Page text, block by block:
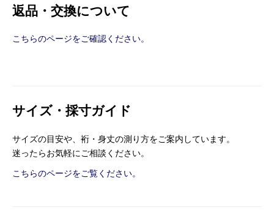
返品・交換について
こちらのページをご確認ください。
サイズ・採寸ガイド
サイズの目安や、裄・身丈の測り方をご案内しています。
迷ったらお気軽にご相談ください。
こちらのページをご覧ください。